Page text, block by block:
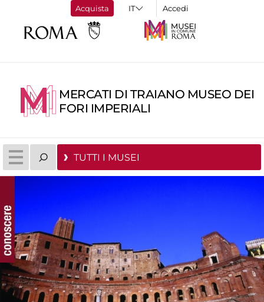
Acquista Accedi
MERCATI DI TRAIANO MUSEO DEI
FORI IMPERIALI
TUTTI I MUSEI